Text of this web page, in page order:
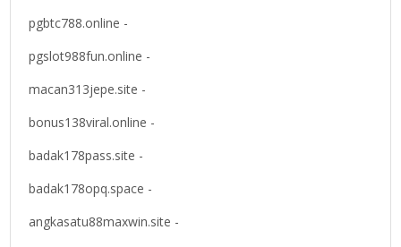
pgbtc788.online -
pgslot988fun.online -
macan313jepe.site -
bonus138viral.online -
badak178pass.site -
badak178opq.space -
angkasatu88maxwin.site -